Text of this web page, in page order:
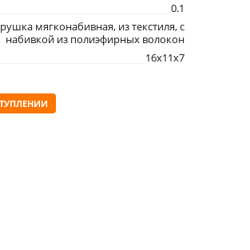
0.1
мягконабивная, из текстиля, с
набивкой из полиэфирных волокон
16x11x7